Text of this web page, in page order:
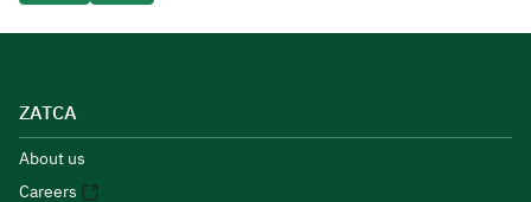
ZATCA
About us
Careers